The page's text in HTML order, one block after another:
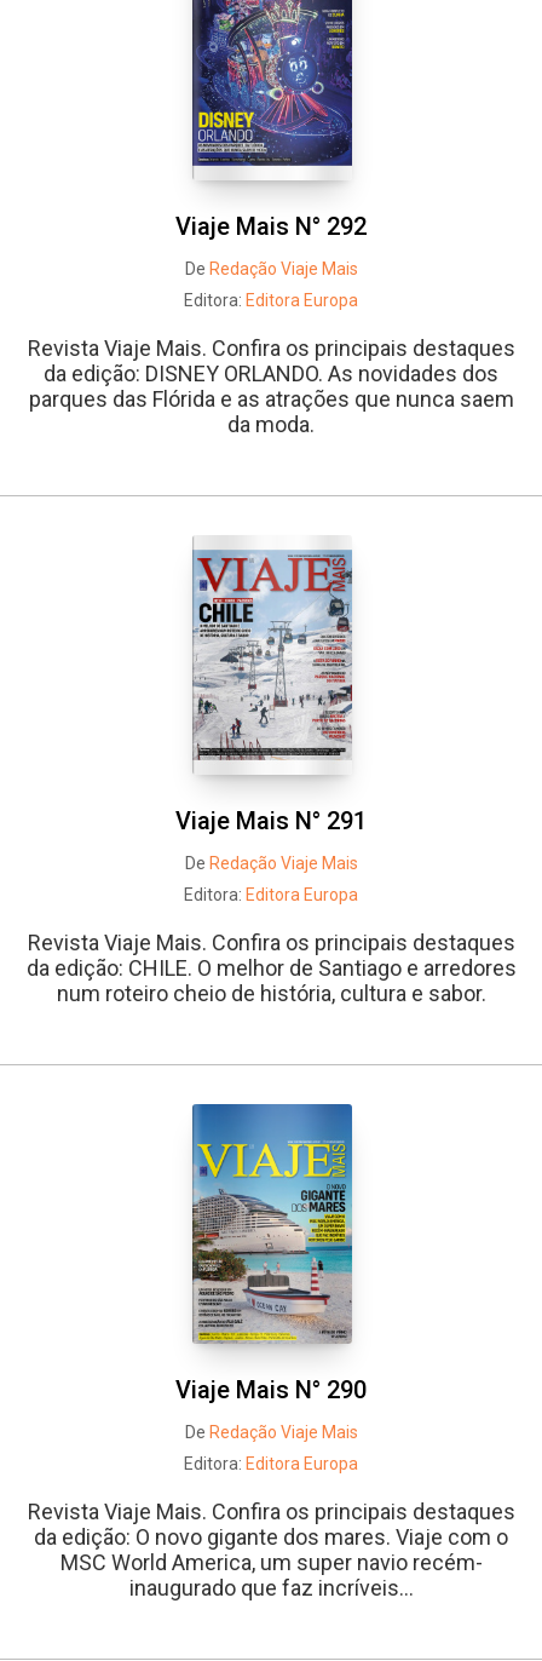
Viaje Mais N° 292
De Redação Viaje Mais
Editora: Editora Europa
Revista Viaje Mais. Confira os principais destaques
da edição: DISNEY ORLANDO. As novidades dos
parques das Flórida e as atrações que nunca saem
da moda.
Viaje Mais N° 291
De Redação Viaje Mais
Editora: Editora Europa
Revista Viaje Mais. Confira os principais destaques
da edição: CHILE. O melhor de Santiago e arredores
num roteiro cheio de história, cultura e sabor.
Viaje Mais N° 290
De Redação Viaje Mais
Editora: Editora Europa
Revista Viaje Mais. Confira os principais destaques
da edição: O novo gigante dos mares. Viaje com o
MSC World America, um super navio recém-
inaugurado que faz incríveis...
Facebook Twitter